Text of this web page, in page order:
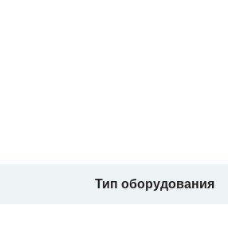
Тип оборудования